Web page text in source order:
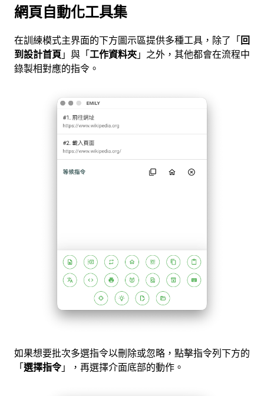
網頁自動化工具集
在訓練模式主界面的下方圖示區提供多種工具，除了「 回
到設計首頁 」與「 工作資料夾 」之外，其他都會在流程中
錄製相對應的指令。
如果想要批次多選指令以刪除或忽略，點擊指令列下方的
「 選擇指令 」，再選擇介面底部的動作。